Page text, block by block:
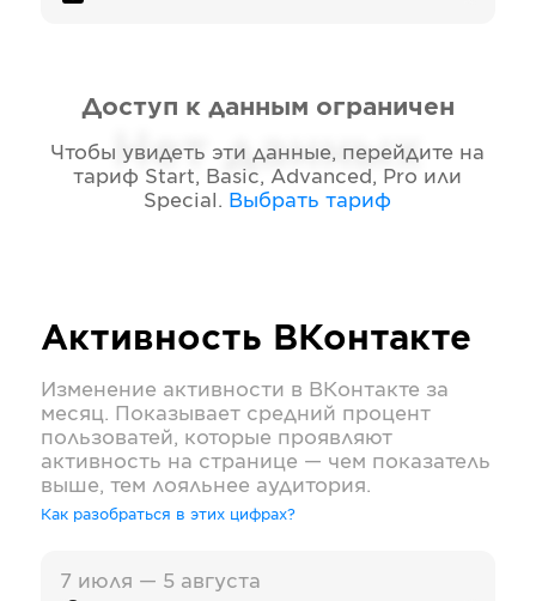
Нет данных
Доступ к данным ограничен
Чтобы увидеть эти данные, перейдите на
тариф Start, Basic, Advanced, Pro или
Special . Выбрать тариф
Активность ВКонтакте
Изменение активности в ВКонтакте за
месяц. Показывает средний процент
пользоватей, которые проявляют
активность на странице — чем показатель
выше, тем лояльнее аудитория.
Как разобраться в этих цифрах?
7 июля — 5 августа